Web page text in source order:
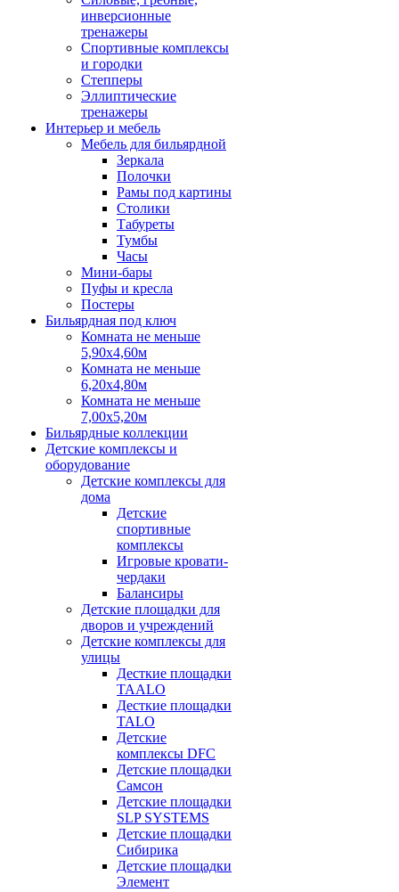
инверсионные
тренажеры
Спортивные комплексы
и городки
Степперы
Эллиптические
тренажеры
Интерьер и мебель
Мебель для бильярдной
Зеркала
Полочки
Рамы под картины
Столики
Табуреты
Тумбы
Часы
Мини-бары
Пуфы и кресла
Постеры
Бильярдная под ключ
Комната не меньше
5,90х4,60м
Комната не меньше
6,20х4,80м
Комната не меньше
7,00х5,20м
Бильярдные коллекции
Детские комплексы и
оборудование
Детские комплексы для
дома
Детские
спортивные
комплексы
Игровые кровати-
чердаки
Балансиры
Детские площадки для
дворов и учреждений
Детские комплексы для
улицы
Десткие площадки
TAALO
Десткие площадки
TALO
Детские
комплексы DFC
Детские площадки
Самсон
Детские площадки
SLP SYSTEMS
Детские площадки
Сибирика
Детские площадки
Элемент